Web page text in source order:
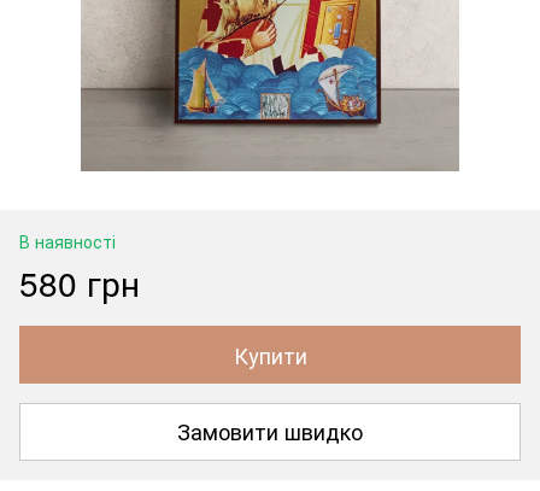
В наявності
580 грн
Купити
Замовити швидко